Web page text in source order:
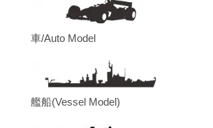
車/Auto Model
艦船(Vessel Model)